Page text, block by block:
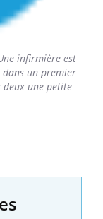
infirmière est
dans un premier
deux une petite